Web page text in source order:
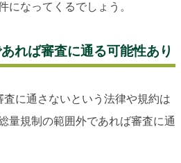
になってくるでしょう。
れば審査に通る可能性あり
に通さないという法律や規約は
量規制の範囲外であれば審査に通